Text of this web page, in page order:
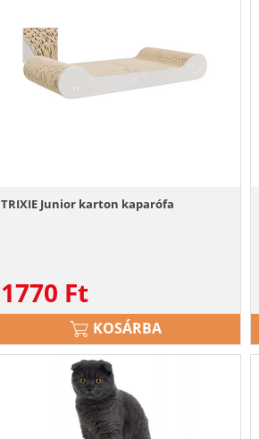
TRIXIE Junior karton kaparófa
1770 Ft
KOSÁRBA